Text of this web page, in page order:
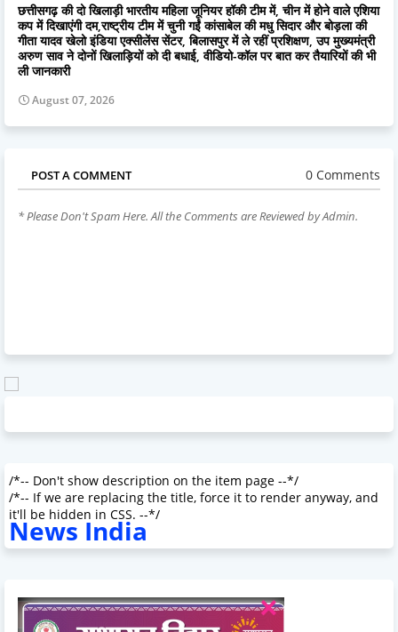
छत्तीसगढ़ की दो खिलाड़ी भारतीय महिला जूनियर हॉकी टीम में, चीन में होने वाले एशिया
कप में दिखाएंगी दम,राष्ट्रीय टीम में चुनी गईं कांसाबेल की मधु सिदार और बोड़ला की
गीता यादव खेलो इंडिया एक्सीलेंस सेंटर, बिलासपुर में ले रहीं प्रशिक्षण, उप मुख्यमंत्री
अरुण साव ने दोनों खिलाड़ियों को दी बधाई, वीडियो-कॉल पर बात कर तैयारियों की भी
ली जानकारी
August 07, 2026
POST A COMMENT 0 Comments
* Please Don't Spam Here. All the Comments are Reviewed by Admin.
/*-- Don't show description on the item page --*/
/*-- If we are replacing the title, force it to render anyway, and
it'll be hidden in CSS. --*/
News India